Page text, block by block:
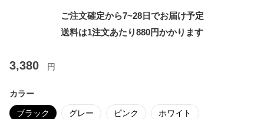
ご注文確定から7~28日でお届け予定
送料は1注文あたり880円かかります
3,380 円
カラー
ブラック グレー ピンク ホワイト